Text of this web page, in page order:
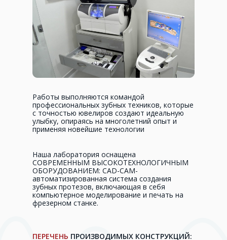
Работы выполняются командой
профессиональных зубных техников, которые
с точностью ювелиров создают идеальную
улыбку, опираясь на многолетний опыт и
применяя новейшие технологии
Наша лаборатория оснащена
СОВРЕМЕННЫМ ВЫСОКОТЕХНОЛОГИЧНЫМ
ОБОРУДОВАНИЕМ: CAD-CAM-
автоматизированная система создания
зубных протезов, включающая в себя
компьютерное моделирование и печать на
фрезерном станке.
ПЕРЕЧЕНЬ ПРОИЗВОДИМЫХ КОНСТРУКЦИЙ: